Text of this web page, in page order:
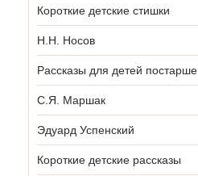
Короткие детские стишки
Н.Н. Носов
Рассказы для детей постарше
С.Я. Маршак
Эдуард Успенский
Короткие детские рассказы